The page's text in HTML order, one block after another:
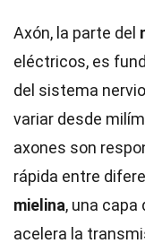
Axón, la parte del
eléctricos, es
del sistema
variar desde
axones son
rápida entre
mielina, una capa
acelera la